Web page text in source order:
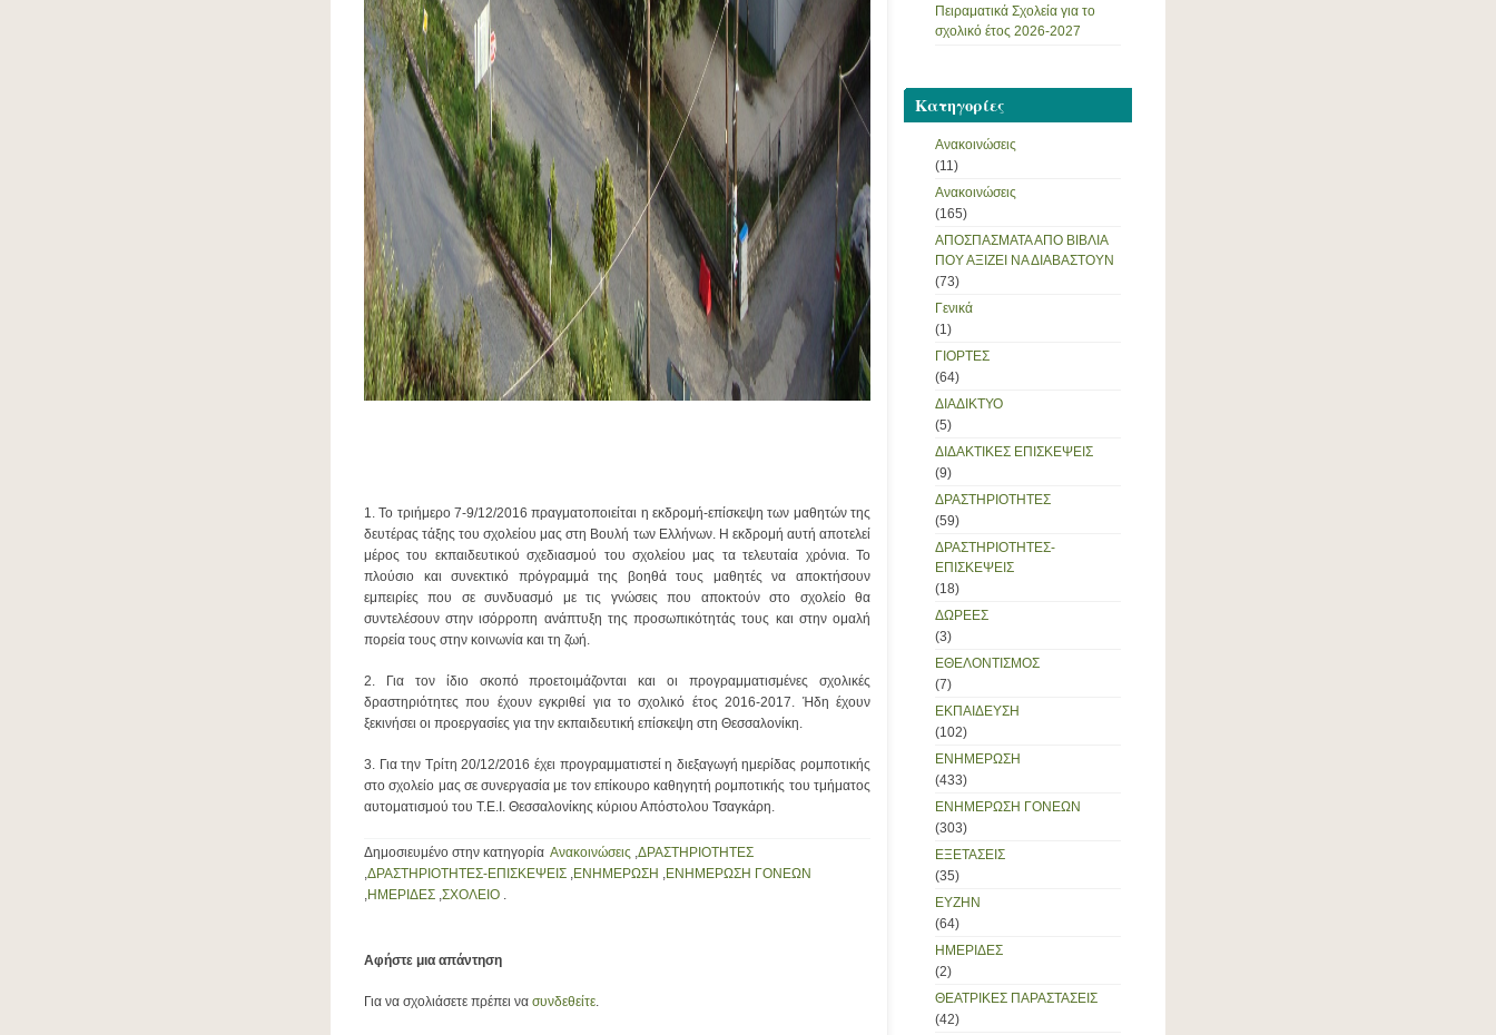
1. Το τριήμερο 7-9/12/2016 πραγματοποιείται η εκδρομή-επίσκεψη των μαθητών της
δευτέρας τάξης του σχολείου μας στη Βουλή των Ελλήνων. Η εκδρομή αυτή αποτελεί
μέρος του εκπαιδευτικού σχεδιασμού του σχολείου μας τα τελευταία χρόνια. Το
πλούσιο και συνεκτικό πρόγραμμά της βοηθά τους μαθητές να αποκτήσουν
εμπειρίες που σε συνδυασμό με τις γνώσεις που αποκτούν στο σχολείο θα
συντελέσουν στην ισόρροπη ανάπτυξη της προσωπικότητάς τους και στην ομαλή
πορεία τους στην κοινωνία και τη ζωή.
2. Για τον ίδιο σκοπό προετοιμάζονται και οι προγραμματισμένες σχολικές
δραστηριότητες που έχουν εγκριθεί για το σχολικό έτος 2016-2017. Ήδη έχουν
ξεκινήσει οι προεργασίες για την εκπαιδευτική επίσκεψη στη Θεσσαλονίκη.
3. Για την Τρίτη 20/12/2016 έχει προγραμματιστεί η διεξαγωγή ημερίδας ρομποτικής
στο σχολείο μας σε συνεργασία με τον επίκουρο καθηγητή ρομποτικής του τμήματος
αυτοματισμού του Τ.Ε.Ι. Θεσσαλονίκης κύριου Απόστολου Τσαγκάρη.
Δημοσιευμένο στην κατηγορία Ανακοινώσεις ,ΔΡΑΣΤΗΡΙΟΤΗΤΕΣ
,ΔΡΑΣΤΗΡΙΟΤΗΤΕΣ-ΕΠΙΣΚΕΨΕΙΣ ,ΕΝΗΜΕΡΩΣΗ ,ΕΝΗΜΕΡΩΣΗ ΓΟΝΕΩΝ
,ΗΜΕΡΙΔΕΣ ,ΣΧΟΛΕΙΟ .
Αφήστε μια απάντηση
Για να σχολιάσετε πρέπει να συνδεθείτε.
Πειραματικά Σχολεία για το
σχολικό έτος 2026-2027
Kατηγορίες
Ανακοινώσεις
(11)
Ανακοινώσεις
(165)
ΑΠΟΣΠΑΣΜΑΤΑ ΑΠΟ ΒΙΒΛΙΑ
ΠΟΥ ΑΞΙΖΕΙ ΝΑ ΔΙΑΒΑΣΤΟΥΝ
(73)
Γενικά
(1)
ΓΙΟΡΤΕΣ
(64)
ΔΙΑΔΙΚΤΥΟ
(5)
ΔΙΔΑΚΤΙΚΕΣ ΕΠΙΣΚΕΨΕΙΣ
(9)
ΔΡΑΣΤΗΡΙΟΤΗΤΕΣ
(59)
ΔΡΑΣΤΗΡΙΟΤΗΤΕΣ-
ΕΠΙΣΚΕΨΕΙΣ
(18)
ΔΩΡΕΕΣ
(3)
ΕΘΕΛΟΝΤΙΣΜΟΣ
(7)
ΕΚΠΑΙΔΕΥΣΗ
(102)
ΕΝΗΜΕΡΩΣΗ
(433)
ΕΝΗΜΕΡΩΣΗ ΓΟΝΕΩΝ
(303)
ΕΞΕΤΑΣΕΙΣ
(35)
ΕΥΖΗΝ
(64)
ΗΜΕΡΙΔΕΣ
(2)
ΘΕΑΤΡΙΚΕΣ ΠΑΡΑΣΤΑΣΕΙΣ
(42)